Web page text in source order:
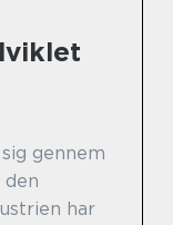
gennem
har